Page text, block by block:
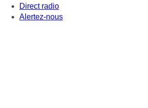
Direct radio
Alertez-nous